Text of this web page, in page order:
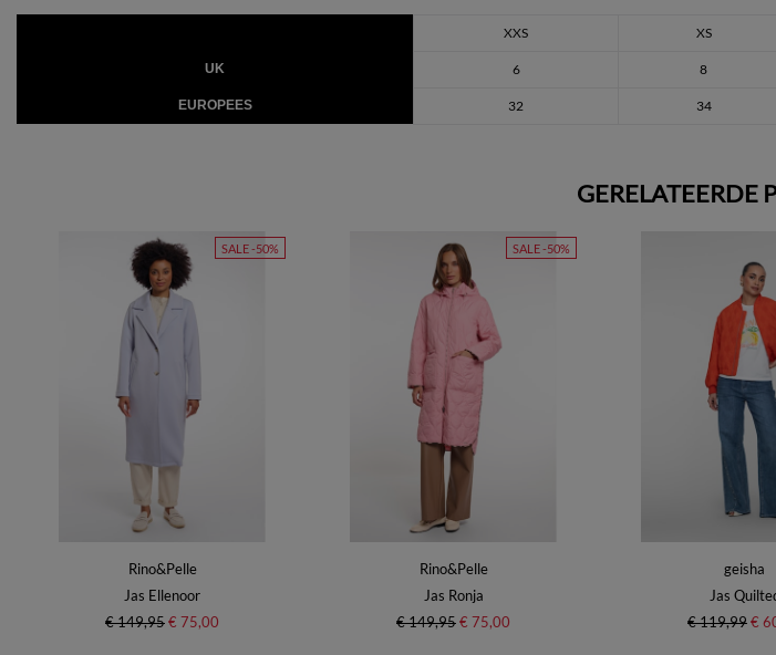
XXS XS
UK 6 8
EUROPEES 32 34
GERELATEERDE
SALE -50%
Rino&Pelle
Jas Ellenoor
€ 149,95€ 75,00
SALE -50%
Rino&Pelle
Jas Ronja
€ 149,95€ 75,00
geisha
Jas
€ 119,99€